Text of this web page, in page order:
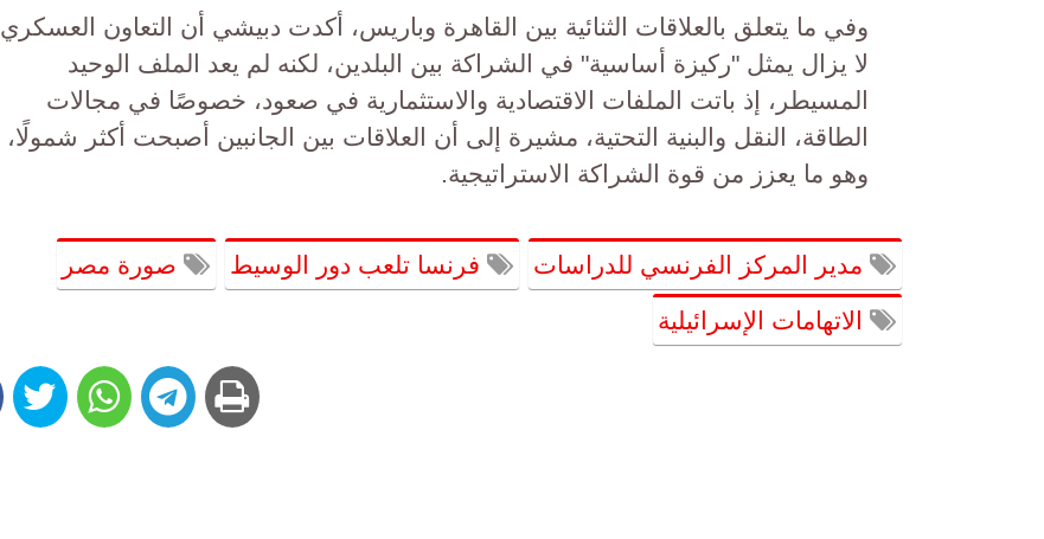
وفي ما يتعلق بالعلاقات الثنائية بين القاهرة وباريس، أكدت دبيشي أن التعاون العسكري
لا يزال يمثل "ركيزة أساسية" في الشراكة بين البلدين، لكنه لم يعد الملف الوحيد
المسيطر، إذ باتت الملفات الاقتصادية والاستثمارية في صعود، خصوصًا في مجالات
الطاقة، النقل والبنية التحتية، مشيرة إلى أن العلاقات بين الجانبين أصبحت أكثر شمولًا،
وهو ما يعزز من قوة الشراكة الاستراتيجية.
مدير المركز الفرنسي للدراسات فرنسا تلعب دور الوسيط صورة مصر
الاتهامات الإسرائيلية